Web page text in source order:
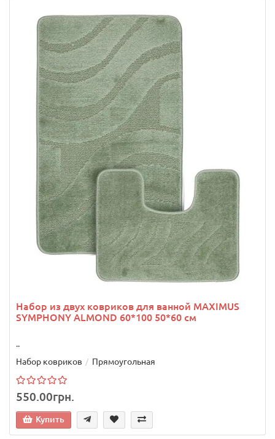
Набор из двух ковриков для ванной MAXIMUS
SYMPHONY ALMOND 60*100 50*60 см
..
Набор ковриков
Прямоугольная
550.00грн.
Купить